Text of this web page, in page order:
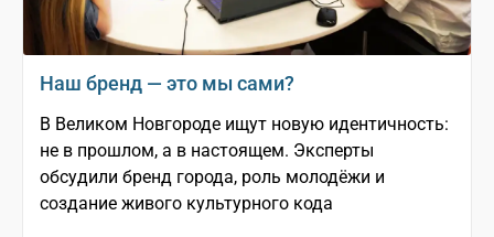
Наш бренд — это мы сами?
В Великом Новгороде ищут новую идентичность:
не в прошлом, а в настоящем. Эксперты
обсудили бренд города, роль молодёжи и
создание живого культурного кода